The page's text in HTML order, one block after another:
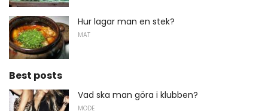
Hur lagar man en stek?
MAT
Best posts
Vad ska man göra i klubben?
MODE